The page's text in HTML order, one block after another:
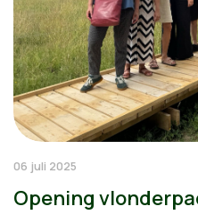
06 juli 2025
Opening